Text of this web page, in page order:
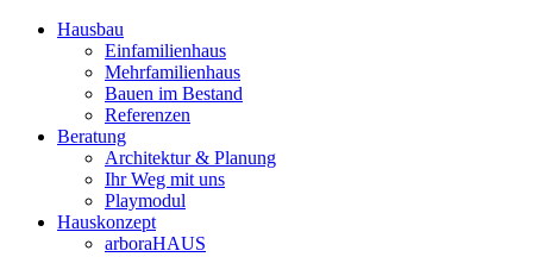
Hausbau
Einfamilienhaus
Mehrfamilienhaus
Bauen im Bestand
Referenzen
Beratung
Architektur & Planung
Ihr Weg mit uns
Playmodul
Hauskonzept
arboraHAUS